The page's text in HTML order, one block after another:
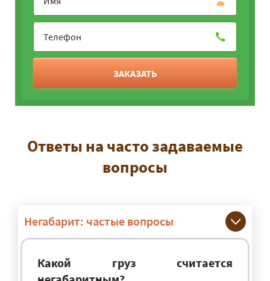
ЗАКАЗАТЬ
Ответы на часто задаваемые
вопросы
Негабарит: частые вопросы
Какой груз считается